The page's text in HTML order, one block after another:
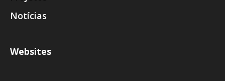
Notícias
Websites